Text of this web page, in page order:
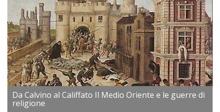
Da Calvino al Califfato Il Medio Oriente e le guerre di
religione